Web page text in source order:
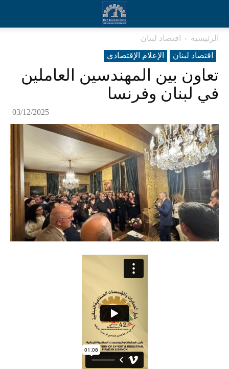
الرئيسية
اقتصاد لبنان
اقتصاد لبنان
الإعلام الإقتصادي
تعاون بين المهندسين العاملين
في لبنان وفرنسا
03/12/2025